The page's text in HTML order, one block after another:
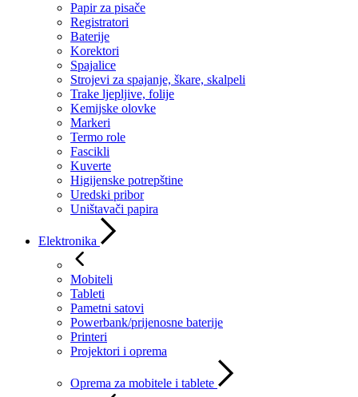
Papir za pisače
Registratori
Baterije
Korektori
Spajalice
Strojevi za spajanje, škare, skalpeli
Trake ljepljive, folije
Kemijske olovke
Markeri
Termo role
Fascikli
Kuverte
Higijenske potrepštine
Uredski pribor
Uništavači papira
Elektronika
Mobiteli
Tableti
Pametni satovi
Powerbank/prijenosne baterije
Printeri
Projektori i oprema
Oprema za mobitele i tablete